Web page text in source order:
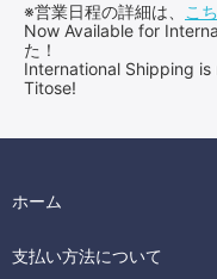
※営業日程の詳細は、
こ
Now Available for
た！
International Shipping
Titose!
ホーム
支払い方法について